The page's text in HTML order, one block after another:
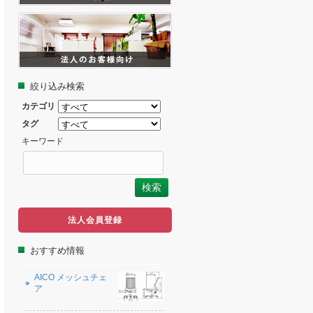
絞り込み検索
カテゴリ
タグ
キーワード
法人会員登録
おすすめ情報
AICO メッシュチェ
ア